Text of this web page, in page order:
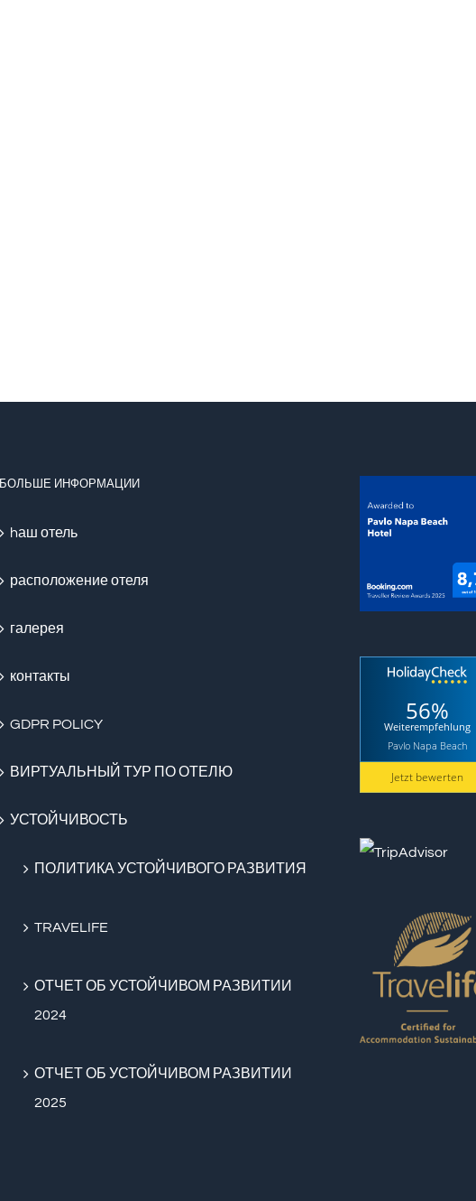
БОЛЬШЕ ИНФОРМАЦИИ
hаш отель
расположение отеля
галерея
контакты
GDPR POLICY
ВИРТУАЛЬНЫЙ ТУР ПО ОТЕЛЮ
УСТОЙЧИВОСТЬ
ПОЛИТИКА УСТОЙЧИВОГО РАЗВИТИЯ
TRAVELIFE
ОТЧЕТ ОБ УСТОЙЧИВОМ РАЗВИТИИ
2024
ОТЧЕТ ОБ УСТОЙЧИВОМ РАЗВИТИИ
2025
56%
Weiterempfehlung
Pavlo Napa Beach
Jetzt bewerten